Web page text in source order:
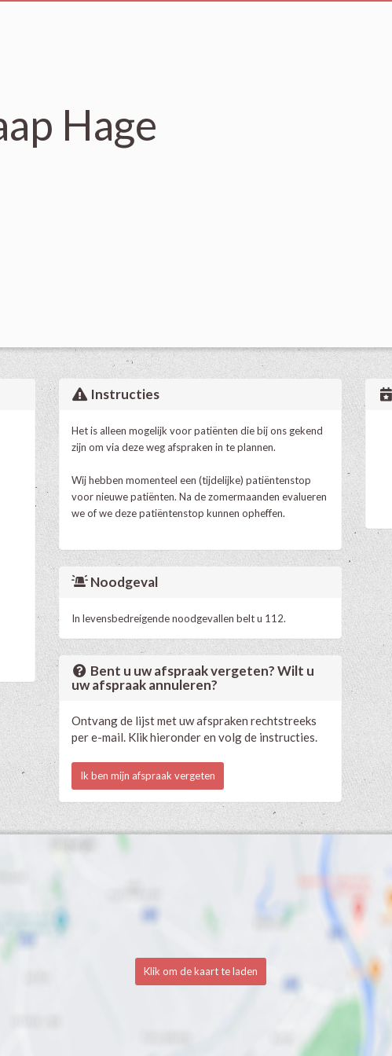
Hage
Instructies
Het is alleen mogelijk voor patiënten die bij ons gekend
zijn om via deze weg afspraken in te plannen.
Wij hebben momenteel een (tijdelijke) patiëntenstop
voor nieuwe patiënten. Na de zomermaanden evalueren
we of we deze patiëntenstop kunnen opheffen.
Noodgeval
In levensbedreigende noodgevallen belt u 112.
Bent u uw afspraak vergeten? Wilt u
uw afspraak annuleren?
Ontvang de lijst met uw afspraken rechtstreeks
per e-mail. Klik hieronder en volg de instructies.
Ik ben mijn afspraak vergeten
Klik om de kaart te laden